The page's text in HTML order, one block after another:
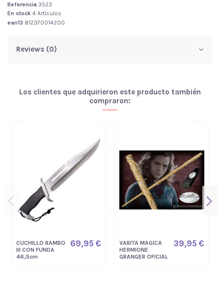
Referencia 3523
En stock 4 Artículos
ean13 812370014200
Reviews (0)
Los clientes que adquirieron este producto también
compraron:
CUCHILLO RAMBO
III CON FUNDA
46,5cm
69,95 €
VARITA MAGICA
HERMIONE
GRANGER OFICIAL
39,95 €